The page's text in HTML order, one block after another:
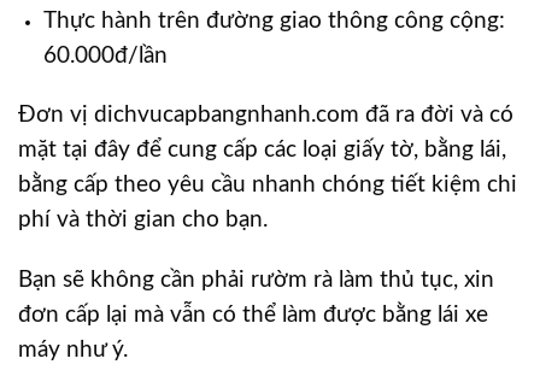
Thực hành trên đường giao thông công cộng:
60.000đ/lần
Đơn vị dichvucapbangnhanh.com đã ra đời và có
mặt tại đây để cung cấp các loại giấy tờ, bằng lái,
bằng cấp theo yêu cầu nhanh chóng tiết kiệm chi
phí và thời gian cho bạn.
Bạn sẽ không cần phải rườm rà làm thủ tục, xin
đơn cấp lại mà vẫn có thể làm được bằng lái xe
máy như ý.